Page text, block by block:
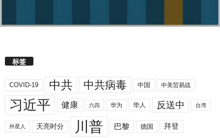
标签
COVID-19 中共 中共病毒 中国 中美贸易战
习近平 健康 六四 华为 华人 反送中 台湾
外星人 天亮时分 川普 巴黎 德国 拜登